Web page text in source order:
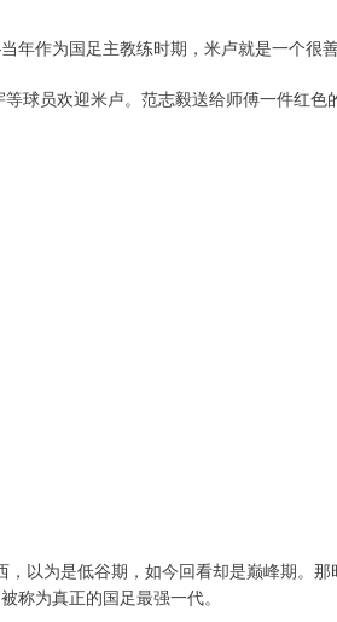
作为国足主教练时期，米卢就是一个很
球员欢迎米卢。范志毅送给师傅一件红色
以为是低谷期，如今回看却是巅峰期。
称为真正的国足最强一代。